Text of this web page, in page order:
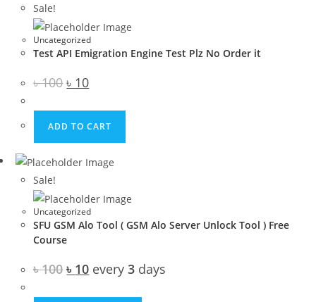
Sale!
Uncategorized
Test API Emigration Engine Test Plz No Order it
৳100 Original
price
৳ 100.
৳ 10Current
price
৳ 10.
ADD TO CART
Sale!
Uncategorized
SFU GSM Alo Tool ( GSM Alo Server Unlock Tool ) Free
Course
৳100 Original
price
৳ 100.
৳ 10Current
price
৳ 10.
every3 days